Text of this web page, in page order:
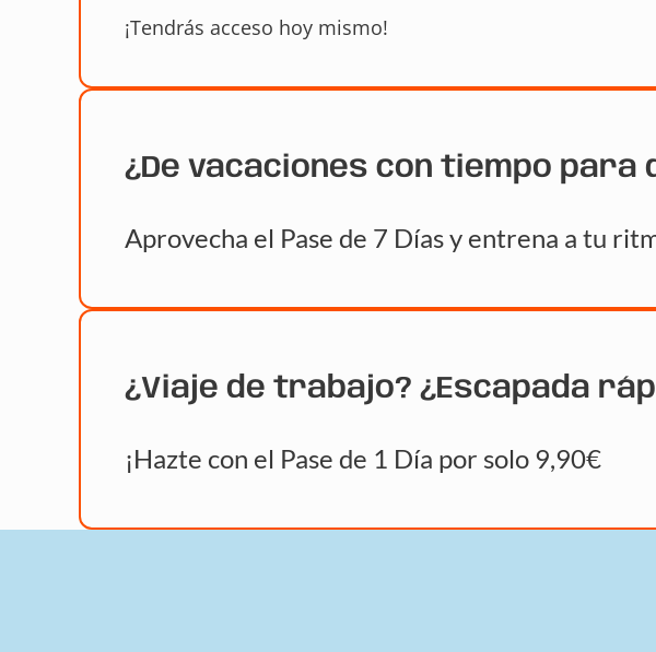
¡Tendrás acceso hoy mismo!
¿De vacaciones con tiempo para
Aprovecha el Pase de 7 Días y entrena a tu
¿Viaje de trabajo? ¿Escapada
¡Hazte con el Pase de 1 Día por solo 9,90€